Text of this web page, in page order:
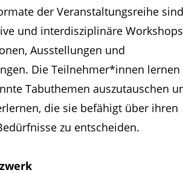
der Veranstaltungsreihe sind
und interdisziplinäre
Ausstellungen und
Die Teilnehmer*innen lernen
Tabuthemen auszutauschen
die sie befähigt über ihren
zu entscheiden.